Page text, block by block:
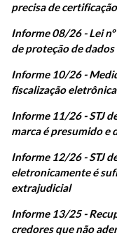
precisa de
Informe 08/26 - Lei
de proteção de dados
Informe 10/26 -
fiscalização
Informe 11/26 - STJ
marca é presumido e
Informe 12/26 - STJ
eletronicamente é
extrajudicial
Informe 13/25 -
credores que não